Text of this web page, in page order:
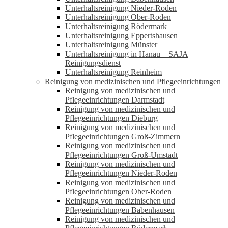
Unterhaltsreinigung Nieder-Roden
Unterhaltsreinigung Ober-Roden
Unterhaltsreinigung Rödermark
Unterhaltsreinigung Eppertshausen
Unterhaltsreinigung Münster
Unterhaltsreinigung in Hanau – SAJA
Reinigungsdienst
Unterhaltsreinigung Reinheim
Reinigung von medizinischen und Pflegeeinrichtungen
Reinigung von medizinischen und
Pflegeeinrichtungen Darmstadt
Reinigung von medizinischen und
Pflegeeinrichtungen Dieburg
Reinigung von medizinischen und
Pflegeeinrichtungen Groß-Zimmern
Reinigung von medizinischen und
Pflegeeinrichtungen Groß-Umstadt
Reinigung von medizinischen und
Pflegeeinrichtungen Nieder-Roden
Reinigung von medizinischen und
Pflegeeinrichtungen Ober-Roden
Reinigung von medizinischen und
Pflegeeinrichtungen Babenhausen
Reinigung von medizinischen und